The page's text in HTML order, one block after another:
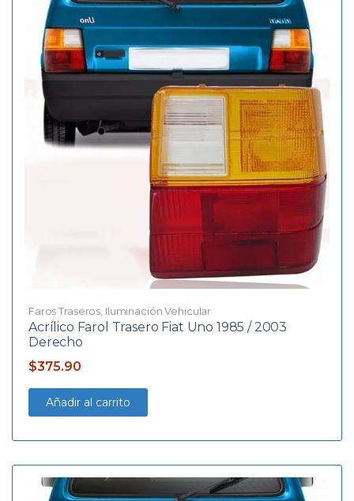
Faros Traseros Iluminación Vehicular
Acrílico Farol Trasero Fiat Uno 1985 / 2003
Derecho
$375.90
Añadir al carrito